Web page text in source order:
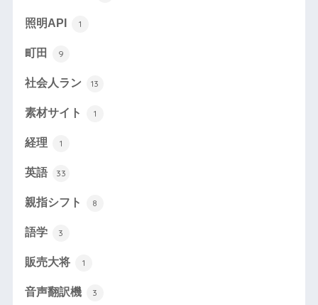
照明API 1
町田 9
社会人ラン 13
素材サイト 1
経理 1
英語 33
親指シフト 8
語学 3
販売大将 1
音声翻訳機 3